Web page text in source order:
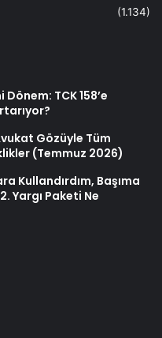
(1.134)
TCK 158’e
Gözüyle Tüm
(Temmuz 2026)
Kullandırdım, Başıma
Yargı Paketi Ne